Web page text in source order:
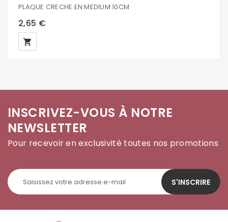
PLAQUE CRECHE EN MEDIUM 10CM
2,65 €
local_grocery_store
INSCRIVEZ-VOUS À NOTRE
NEWSLETTER
Pour recevoir en exclusivité toutes nos promotions
S'INSCRIRE